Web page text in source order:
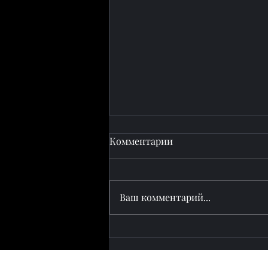
Сокращение времени
прохождения границы:
Комментарии
Ваш комментарий...